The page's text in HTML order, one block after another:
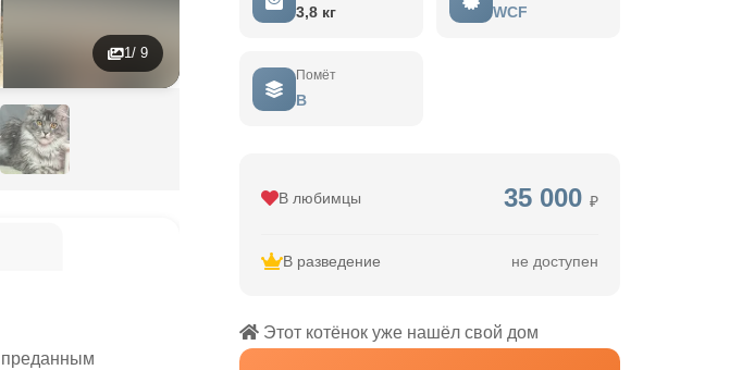
1/ 9
преданным
3,8 кг WCF
Помёт
B
В любимцы 35 000 ₽
В разведение не доступен
Этот котёнок уже нашёл свой дом